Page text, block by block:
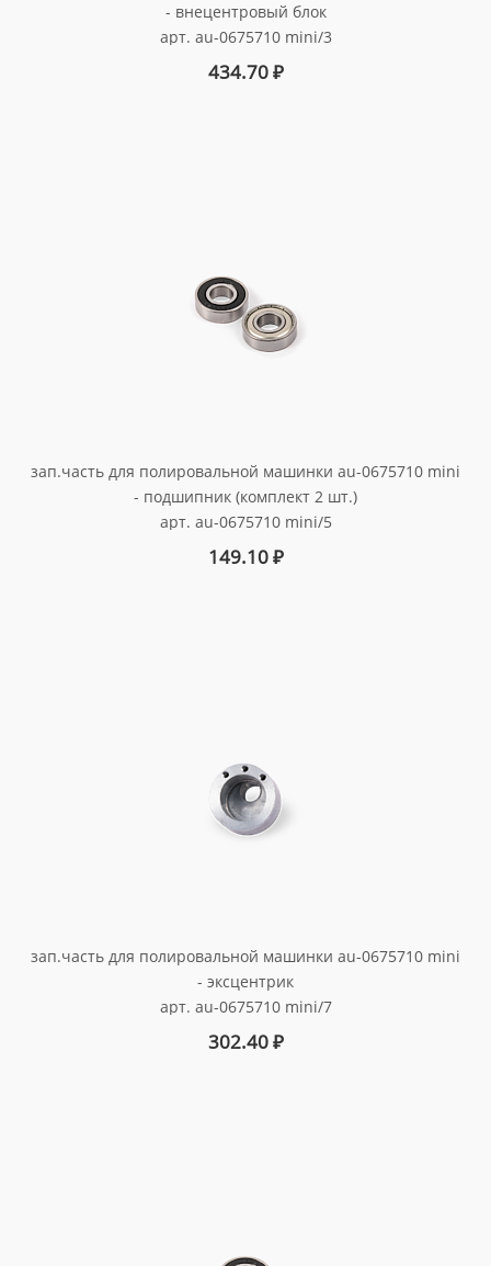
- внецентровый блок
арт. au-0675710 mini/3
434.70₽
зап.часть для полировальной машинки au-0675710 mini
- подшипник (комплект 2 шт.)
арт. au-0675710 mini/5
149.10₽
зап.часть для полировальной машинки au-0675710 mini
- эксцентрик
арт. au-0675710 mini/7
302.40₽